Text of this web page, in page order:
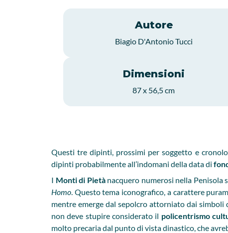
Autore
Biagio D'Antonio Tucci
Dimensioni
87 x 56,5 cm
Questi tre dipinti, prossimi per soggetto e
dipinti probabilmente all’indomani della data di
I Monti di Pietànacquero numerosi nella Penisola
Homo . Questo tema iconografico, a carattere
mentre emerge dal sepolcro attorniato dai simboli
non deve stupire considerato il policentrismo
molto precaria dal punto di vista dinastico, che